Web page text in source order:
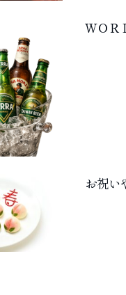
ＷＯＲ
お祝い